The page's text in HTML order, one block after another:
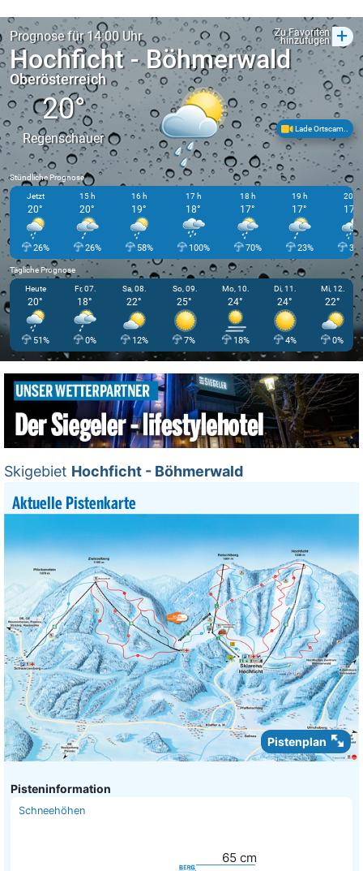
Prognose für 14:00 Uhr Zu Favoriten
hinzufügen +
Hochficht - Böhmerwald
Oberösterreich
20°
Regenschauer
Lade Ortscam..
Stündliche Prognose
Jetzt
20°
26%
15 h
20°
26%
16 h
19°
58%
17 h
18°
100%
18 h
17°
70%
19 h
17°
23%
20 h
17°
Tägliche Prognose
Heute
20°
51%
Fr, 07.
18°
0%
Sa, 08.
22°
12%
So, 09.
25°
7%
Mo, 10.
24°
18%
Di, 11.
24°
4%
Mi, 12.
22°
0%
Skigebiet Hochficht - Böhmerwald
Aktuelle Pistenkarte
Pistenplan
Pisteninformation
Schneehöhen
65 cm